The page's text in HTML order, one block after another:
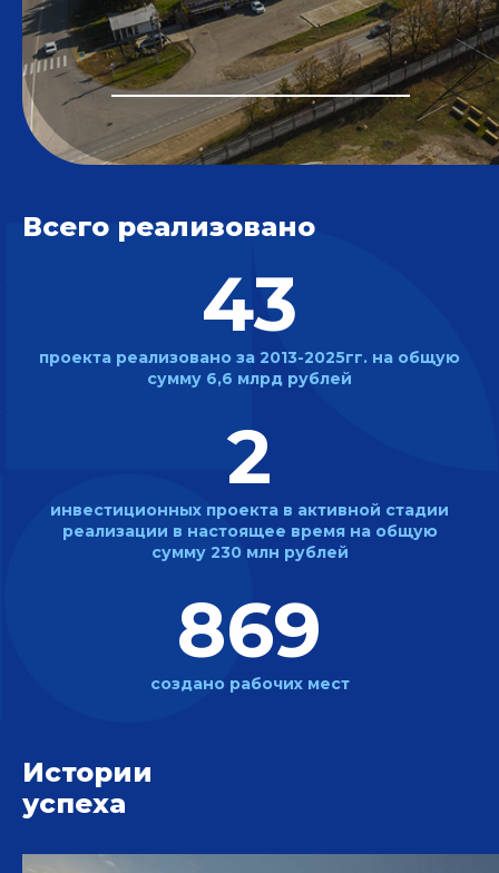
Всего реализовано
43
проекта реализовано за 2013-2025гг. на общую
сумму 6,6 млрд рублей
2
инвестиционных проекта в активной стадии
реализации в настоящее время на общую
сумму 230 млн рублей
869
создано рабочих мест
Истории
успеха